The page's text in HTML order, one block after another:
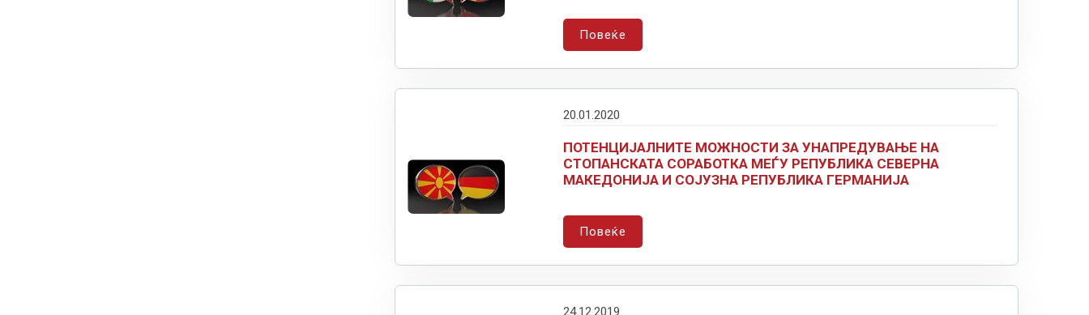
Повеќе
20.01.2020
ПОТЕНЦИЈАЛНИТЕ МОЖНОСТИ ЗА УНАПРЕДУВАЊЕ НА
СТОПАНСКАТА СОРАБОТКА МЕЃУ РЕПУБЛИКА СЕВЕРНА
МАКЕДОНИЈА И СОЈУЗНА РЕПУБЛИКА ГЕРМАНИЈА
Повеќе
24.12.2019